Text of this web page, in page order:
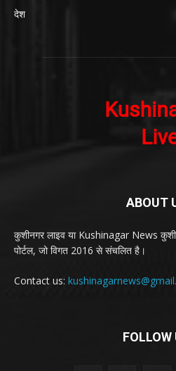
देश
ABOUT
कुशीनगर लाइव या Kushinagar News
पोर्टल, जो विगत 2016 से संचलित है।
Contact us:
FOLLOW